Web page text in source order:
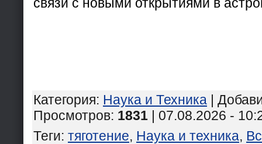
связи с новыми открытиями в
Категория: Наука и Техника |
Просмотров: 1831 | 07.08.2026 -
Теги: тяготение, Наука и техника,